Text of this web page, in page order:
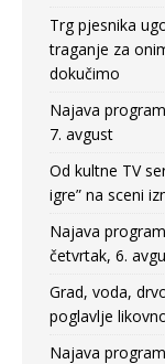
Trg pjesnika
traganje za
dokučimo
Najava
7. avgust
Od kultne TV
igre” na sceni
Najava
četvrtak, 6.
Grad, voda,
poglavlje
Najava